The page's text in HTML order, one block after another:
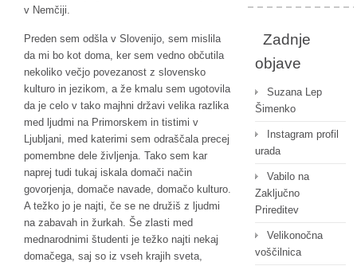
v Nemčiji.
Preden sem odšla v Slovenijo, sem mislila
da mi bo kot doma, ker sem vedno občutila
nekoliko večjo povezanost z slovensko
kulturo in jezikom, a že kmalu sem ugotovila
da je celo v tako majhni državi velika razlika
med ljudmi na Primorskem in tistimi v
Ljubljani, med katerimi sem odraščala precej
pomembne dele življenja. Tako sem kar
naprej tudi tukaj iskala domači način
govorjenja, domače navade, domačo kulturo.
A težko jo je najti, če se ne družiš z ljudmi
na zabavah in žurkah. Še zlasti med
mednarodnimi študenti je težko najti nekaj
domačega, saj so iz vseh krajih sveta,
Zadnje
objave
Suzana Lep
Šimenko
Instagram profil
urada
Vabilo na
Zaključno
Prireditev
Velikonočna
voščilnica